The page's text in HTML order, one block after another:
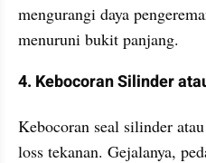
mengurangi daya
menuruni bukit panjang.
4. Kebocoran Silinder
Kebocoran seal silinder
loss tekanan. Gejalanya,